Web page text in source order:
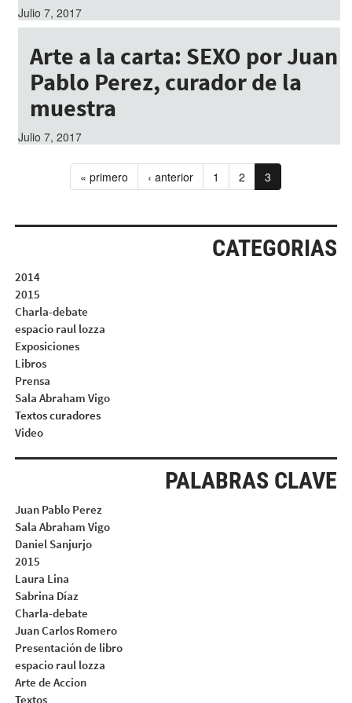
Julio 7, 2017
Arte a la carta: SEXO por Juan
Pablo Perez, curador de la
muestra
Julio 7, 2017
« primero ‹ anterior 1 2 3
CATEGORIAS
2014
2015
Charla-debate
espacio raul lozza
Exposiciones
Libros
Prensa
Sala Abraham Vigo
Textos curadores
Video
PALABRAS CLAVE
Juan Pablo Perez
Sala Abraham Vigo
Daniel Sanjurjo
2015
Laura Lina
Sabrina Díaz
Charla-debate
Juan Carlos Romero
Presentación de libro
espacio raul lozza
Arte de Accion
Textos